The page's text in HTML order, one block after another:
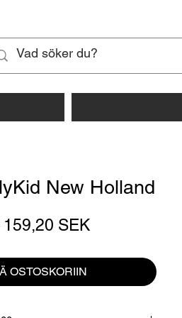
New Holland
Normaali
159,20 SEKAlehinta
OSTOSKORIIN